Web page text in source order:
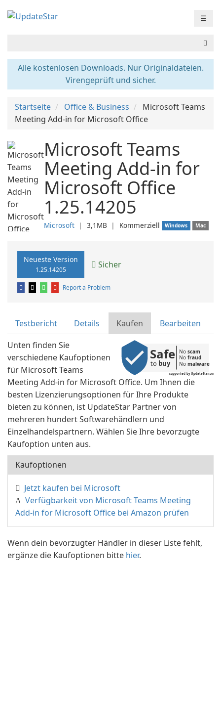
☰
Alle kostenlosen Downloads. Nur Originaldateien.
Virengeprüft und sicher.
Startseite Office & Business
Microsoft Teams
Meeting Add-in for Microsoft Office
Microsoft Teams
Meeting Add-in for
Microsoft Office
1.25.14205
Microsoft ❘ 3,1MB ❘ Kommerziell Windows Mac
Neueste Version
1.25.14205 Sicher
Report a Problem
Testbericht Details Kaufen Bearbeiten
supported by UpdateStar.com
Safe
to buy
No scam
No fraud
No malware
Unten finden Sie
verschiedene Kaufoptionen
für Microsoft Teams
Meeting Add-in for Microsoft Office. Um Ihnen die
besten Lizenzierungsoptionen für Ihre Produkte
bieten zu können, ist UpdateStar Partner von
mehreren hundert Softwarehändlern und
Einzelhandelspartnern. Wählen Sie Ihre bevorzugte
Kaufoption unten aus.
Kaufoptionen
Jetzt kaufen bei Microsoft
Verfügbarkeit von Microsoft Teams Meeting
Add-in for Microsoft Office bei Amazon prüfen
Wenn dein bevorzugter Händler in dieser Liste fehlt,
ergänze die Kaufoptionen bitte hier.